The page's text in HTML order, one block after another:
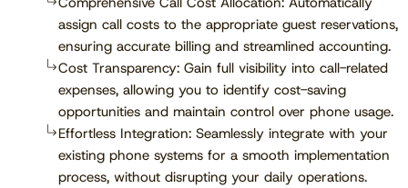
assign call costs to the appropriate guest reservations,
ensuring accurate billing and streamlined accounting.
Cost Transparency: Gain full visibility into call-related
expenses, allowing you to identify cost-saving
opportunities and maintain control over phone usage.
Effortless Integration: Seamlessly integrate with your
existing phone systems for a smooth implementation
process, without disrupting your daily operations.